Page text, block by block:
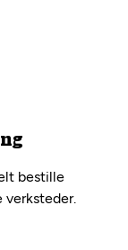
bestille
verksteder.